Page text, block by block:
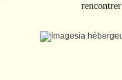
rencontrer